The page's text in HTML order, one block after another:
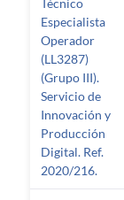
Técnico
Especialista
Operador
(LL3287)
(Grupo III).
Servicio de
Innovación y
Producción
Digital. Ref.
2020/216.